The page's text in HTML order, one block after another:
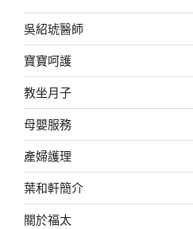
吳紹琥醫師
寶寶呵護
教坐月子
母嬰服務
產婦護理
葉和軒簡介
關於福太